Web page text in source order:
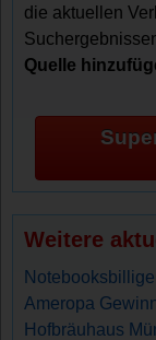
die aktuellen
Quelle
Weitere
Ameropa
Hofbräuhaus